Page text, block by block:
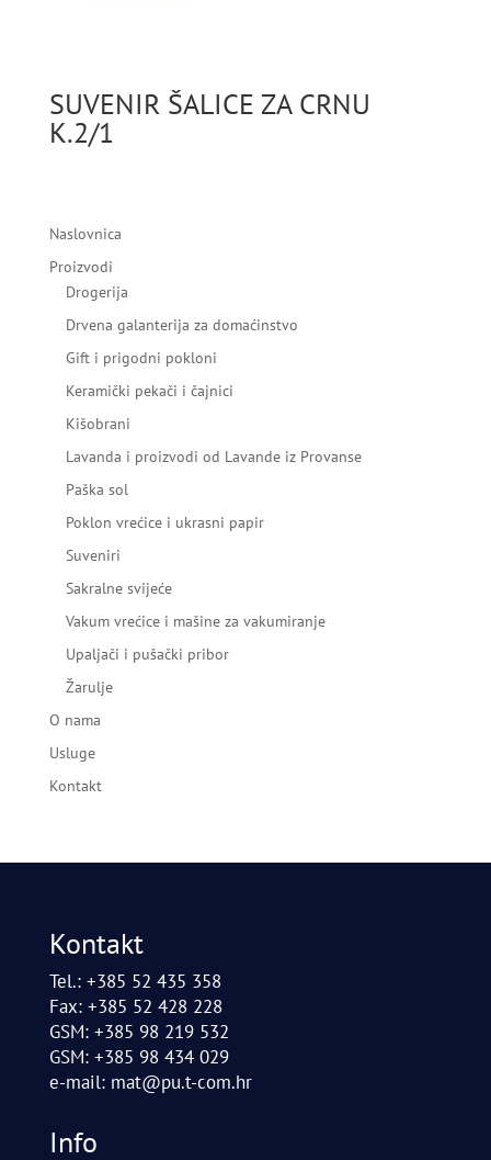
SUVENIR ŠALICE ZA CRNU
K.2/1
Naslovnica
Proizvodi
Drogerija
Drvena galanterija za domaćinstvo
Gift i prigodni pokloni
Keramički pekači i čajnici
Kišobrani
Lavanda i proizvodi od Lavande iz Provanse
Paška sol
Poklon vrećice i ukrasni papir
Suveniri
Sakralne svijeće
Vakum vrećice i mašine za vakumiranje
Upaljači i pušački pribor
Žarulje
O nama
Usluge
Kontakt
Kontakt
Tel.: +385 52 435 358
Fax: +385 52 428 228
GSM: +385 98 219 532
GSM: +385 98 434 029
e-mail: mat@pu.t-com.hr
Info